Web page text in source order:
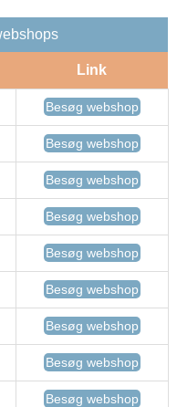
Link
Besøg webshop
Besøg webshop
Besøg webshop
Besøg webshop
Besøg webshop
Besøg webshop
Besøg webshop
Besøg webshop
Besøg webshop